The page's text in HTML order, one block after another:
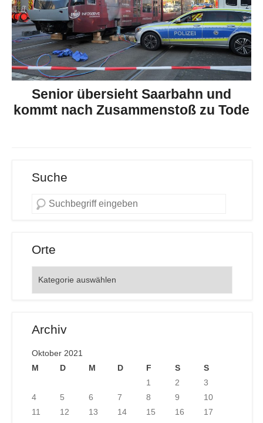
Senior übersieht Saarbahn und
kommt nach Zusammenstoß zu Tode
Suche
Orte
Archiv
Oktober 2021
M
D M D F S
S
1
2
3
4
5 6 7 8 9
10
11
12 13 14 15 16
17